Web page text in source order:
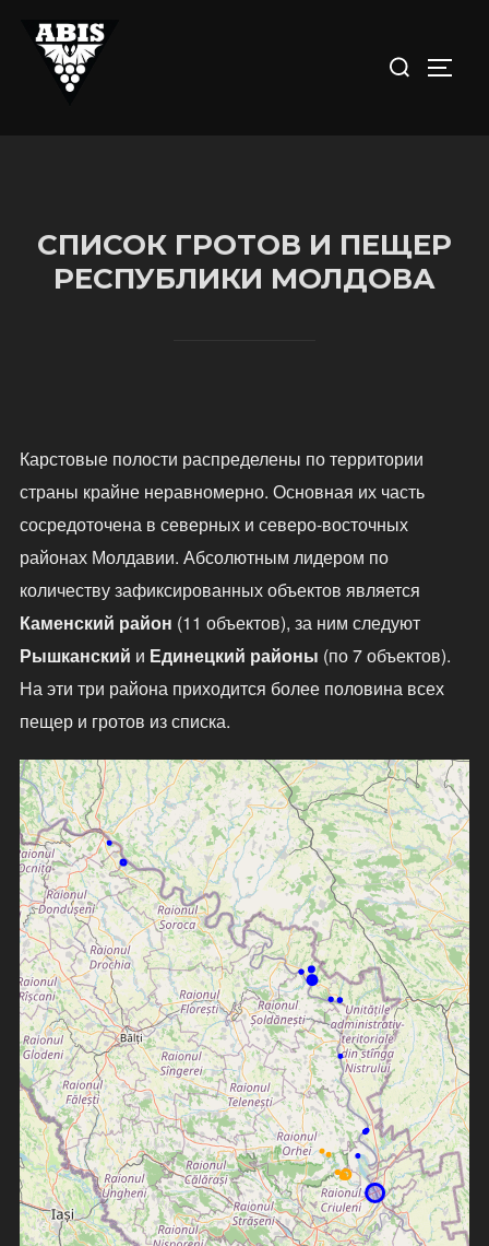
содержимому
СПИСОК ГРОТОВ И ПЕЩЕР
РЕСПУБЛИКИ МОЛДОВА
Карстовые полости распределены по территории
страны крайне неравномерно. Основная их часть
сосредоточена в северных и северо-восточных
районах Молдавии. Абсолютным лидером по
количеству зафиксированных объектов является
Каменский район (11 объектов), за ним следуют
Рышканский и Единецкий районы (по 7 объектов).
На эти три района приходится более половина всех
пещер и гротов из списка.